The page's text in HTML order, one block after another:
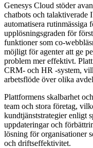
Genesys Cloud stöder
chatbots och talaktiverade
automatisera rutinmässiga
upplösningsgraden för
funktioner som co-
möjligt för agenter att ge
problem mer effektivt.
CRM- och HR -system,
arbetsflöde över olika
Plattformens skalbarhet
team och stora företag,
kundtjänststrategier enligt
uppdateringar och
lösning för organisationer
och driftseffektivitet.